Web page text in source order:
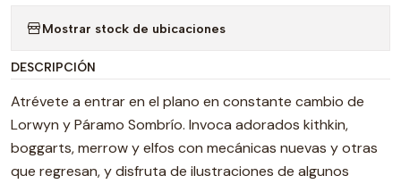
Mostrar stock de ubicaciones
DESCRIPCIÓN
Atrévete a entrar en el plano en constante cambio de
Lorwyn y Páramo Sombrío. Invoca adorados kithkin,
boggarts, merrow y elfos con mecánicas nuevas y otras
que regresan, y disfruta de ilustraciones de algunos